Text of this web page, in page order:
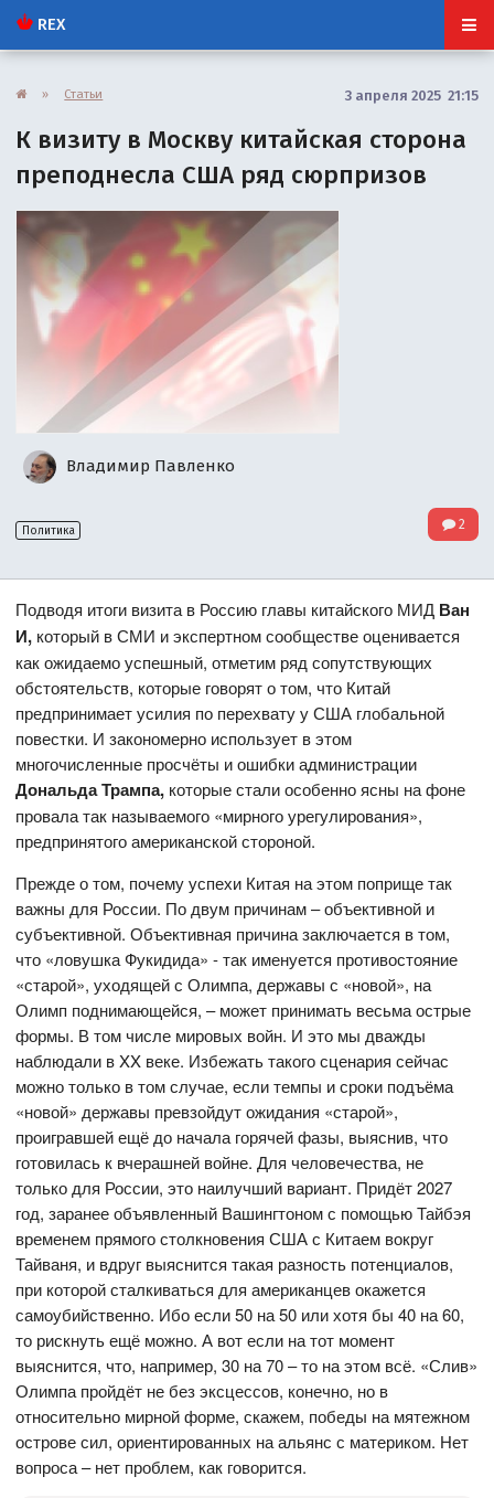
REX
» Статьи 3 апреля 2025 21:15
К визиту в Москву китайская сторона
преподнесла США ряд сюрпризов
Владимир Павленко
Политика 2
Подводя итоги визита в Россию главы китайского МИД Ван
И, который в СМИ и экспертном сообществе оценивается
как ожидаемо успешный, отметим ряд сопутствующих
обстоятельств, которые говорят о том, что Китай
предпринимает усилия по перехвату у США глобальной
повестки. И закономерно использует в этом
многочисленные просчёты и ошибки администрации
Дональда Трампа, которые стали особенно ясны на фоне
провала так называемого «мирного урегулирования»,
предпринятого американской стороной.
Прежде о том, почему успехи Китая на этом поприще так
важны для России. По двум причинам – объективной и
субъективной. Объективная причина заключается в том,
что «ловушка Фукидида» - так именуется противостояние
«старой», уходящей с Олимпа, державы с «новой», на
Олимп поднимающейся, – может принимать весьма острые
формы. В том числе мировых войн. И это мы дважды
наблюдали в XX веке. Избежать такого сценария сейчас
можно только в том случае, если темпы и сроки подъёма
«новой» державы превзойдут ожидания «старой»,
проигравшей ещё до начала горячей фазы, выяснив, что
готовилась к вчерашней войне. Для человечества, не
только для России, это наилучший вариант. Придёт 2027
год, заранее объявленный Вашингтоном с помощью Тайбэя
временем прямого столкновения США с Китаем вокруг
Тайваня, и вдруг выяснится такая разность потенциалов,
при которой сталкиваться для американцев окажется
самоубийственно. Ибо если 50 на 50 или хотя бы 40 на 60,
то рискнуть ещё можно. А вот если на тот момент
выяснится, что, например, 30 на 70 – то на этом всё. «Слив»
Олимпа пройдёт не без эксцессов, конечно, но в
относительно мирной форме, скажем, победы на мятежном
острове сил, ориентированных на альянс с материком. Нет
вопроса – нет проблем, как говорится.